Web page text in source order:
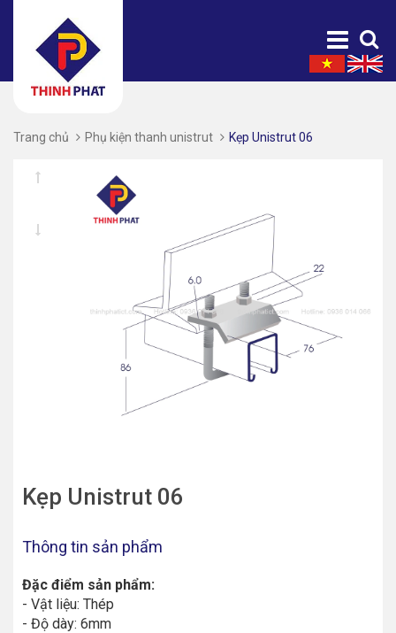
Trang chủ Phụ kiện thanh unistrut Kẹp Unistrut 06
Kẹp Unistrut 06
Thông tin sản phẩm
Đặc điểm sản phẩm:
- Vật liệu: Thép
- Độ dày: 6mm